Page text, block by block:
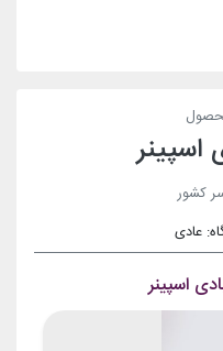
اسپینر
کشور
عادی
اسپینر